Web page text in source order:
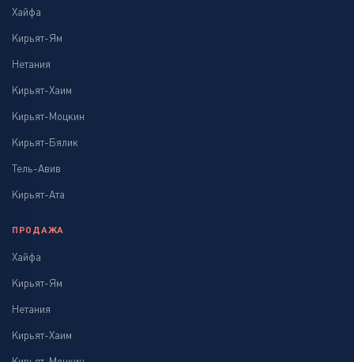
Хайфа
Кирьят-Ям
Нетания
Кирьят-Хаим
Кирьят-Моцкин
Кирьят-Бялик
Тель-Авив
Кирьят-Ата
ПРОДАЖА
Хайфа
Кирьят-Ям
Нетания
Кирьят-Хаим